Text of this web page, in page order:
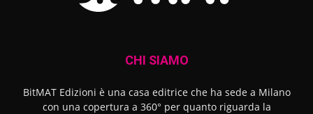
CHI SIAMO
BitMAT Edizioni è una casa editrice che ha sede a Milano
con una copertura a 360° per quanto riguarda la